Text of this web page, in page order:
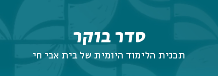
סדר בוקר
תכנית הלימוד היומית של בית אבי חי